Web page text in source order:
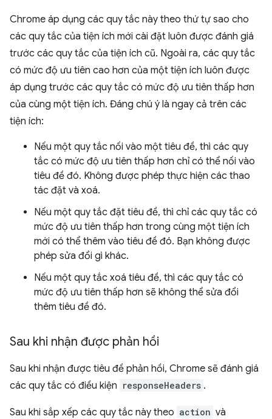
Chrome áp dụng các quy tắc này theo thứ tự sao cho
các quy tắc của tiện ích mới cài đặt luôn được đánh giá
trước các quy tắc của tiện ích cũ. Ngoài ra, các quy tắc
có mức độ ưu tiên cao hơn của một tiện ích luôn được
áp dụng trước các quy tắc có mức độ ưu tiên thấp hơn
của cùng một tiện ích. Đáng chú ý là ngay cả trên các
tiện ích:
Nếu một quy tắc nối vào một tiêu đề, thì các quy
tắc có mức độ ưu tiên thấp hơn chỉ có thể nối vào
tiêu đề đó. Không được phép thực hiện các thao
tác đặt và xoá.
Nếu một quy tắc đặt tiêu đề, thì chỉ các quy tắc có
mức độ ưu tiên thấp hơn trong cùng một tiện ích
mới có thể thêm vào tiêu đề đó. Bạn không được
phép sửa đổi gì khác.
Nếu một quy tắc xoá tiêu đề, thì các quy tắc có
mức độ ưu tiên thấp hơn sẽ không thể sửa đổi
thêm tiêu đề đó.
Sau khi nhận được phản hồi
Sau khi nhận được tiêu đề phản hồi, Chrome sẽ đánh giá
các quy tắc có điều kiện responseHeaders .
Sau khi sắp xếp các quy tắc này theo action và